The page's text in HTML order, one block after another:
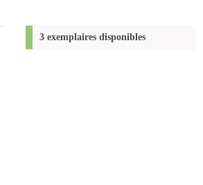
3 exemplaires disponibles